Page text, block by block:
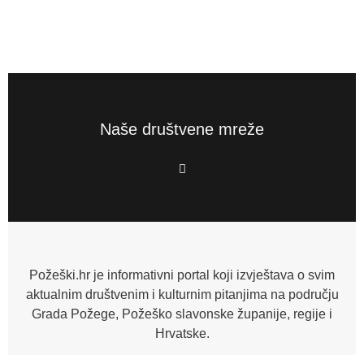
Naše društvene mreže
F
a
o
f
Požeški.hr je informativni portal koji izvještava o svim
aktualnim društvenim i kulturnim pitanjima na području
Grada Požege, Požeško slavonske županije, regije i
Hrvatske.